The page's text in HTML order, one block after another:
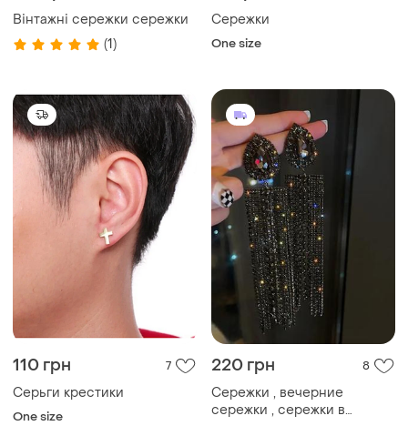
Вінтажні сережки сережки
(1)
Сережки
One size
110 грн 7
Серьги крестики
One size
220 грн 8
Сережки , вечерние
сережки , сережки в